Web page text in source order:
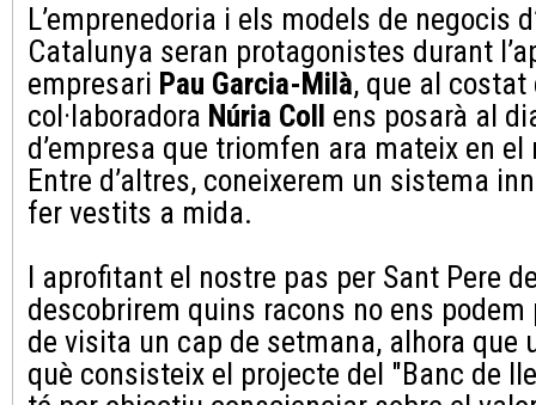
L’emprenedoria i els models de negocis
Catalunya seran protagonistes durant
empresari Pau Garcia-Milà, que al
col·laboradora Núria Coll ens posarà al
d’empresa que triomfen ara mateix en
Entre d’altres, coneixerem un sistema
fer vestits a mida.
I aprofitant el nostre pas per Sant Pere
descobrirem quins racons no ens
de visita un cap de setmana, alhora que
què consisteix el projecte del "Banc de